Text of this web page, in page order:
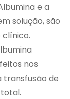
e a
solução, são
nos
transfusão de